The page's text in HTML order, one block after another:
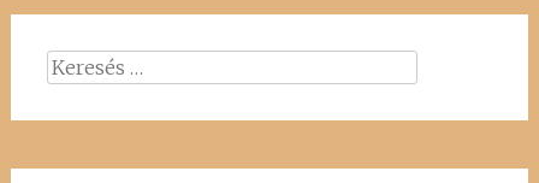
navigation
Keresés: